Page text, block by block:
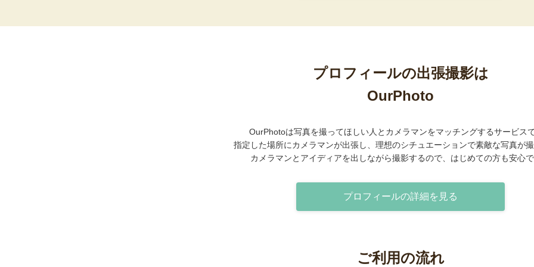
プロフィールの出張撮影は
OurPhoto
OurPhotoは写真を撮ってほしい人とカメラマンをマッチングするサービスで
指定した場所にカメラマンが出張し、理想のシチュエーションで素敵な写真が撮
カメラマンとアイディアを出しながら撮影するので、はじめての方も安心で
プロフィールの詳細を見る
ご利用の流れ